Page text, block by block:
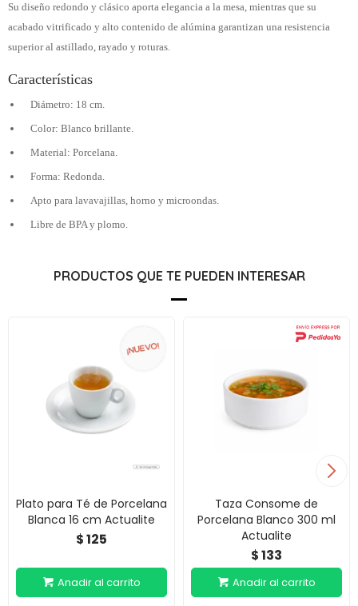
Su diseño redondo y clásico aporta elegancia a la mesa, mientras que su
acabado vitrificado y alto contenido de alúmina garantizan una resistencia
superior al astillado, rayado y roturas.
Características
Diámetro: 18 cm.
Color: Blanco brillante.
Material: Porcelana.
Forma: Redonda.
Apto para lavavajillas, horno y microondas.
Libre de BPA y plomo.
PRODUCTOS QUE TE PUEDEN INTERESAR
Plato para Té de Porcelana
Blanca 16 cm Actualite
$125
Taza Consome de
Porcelana Blanco 300 ml
Actualite
$133